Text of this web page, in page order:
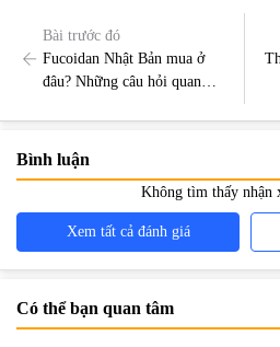
Bài trước đó
Fucoidan Nhật Bản mua ở
đâu? Những câu hỏi quan
Bình luận
Không tìm thấy nhận
Xem tất cả đánh giá
Có thể bạn quan tâm